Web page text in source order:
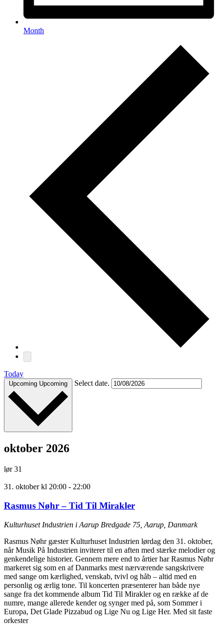
Month
Today
Upcoming Upcoming Select date.
oktober 2026
lør31
31. oktober kl 20:00 - 22:00
Rasmus Nøhr – Tid Til Mirakler
Kulturhuset Industrien i Aarup Bredgade 75, Aarup, Danmark
Rasmus Nøhr gæster Kulturhuset Industrien lørdag den 31. oktober,
når Musik På Industrien inviterer til en aften med stærke melodier og
genkendelige historier. Gennem mere end to årtier har Rasmus Nøhr
markeret sig som en af Danmarks mest nærværende sangskrivere
med sange om kærlighed, venskab, tvivl og håb – altid med en
personlig og ærlig tone. Til koncerten præsenterer han både nye
sange fra det kommende album Tid Til Mirakler og en række af de
numre, mange allerede kender og synger med på, som Sommer i
Europa, Det Glade Pizzabud og Lige Nu og Lige Her. Med sit faste
orkester